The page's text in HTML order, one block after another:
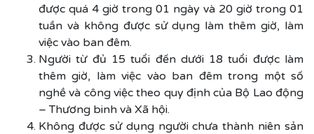
được quá 4 giờ trong 01 ngày và 20 giờ trong 01
tuần và không được sử dụng làm thêm giờ, làm
việc vào ban đêm.
Người từ đủ 15 tuổi đến dưới 18 tuổi được làm
thêm giờ, làm việc vào ban đêm trong một số
nghề và công việc theo quy định của Bộ Lao động
– Thương binh và Xã hội.
Không được sử dụng người chưa thành niên sản